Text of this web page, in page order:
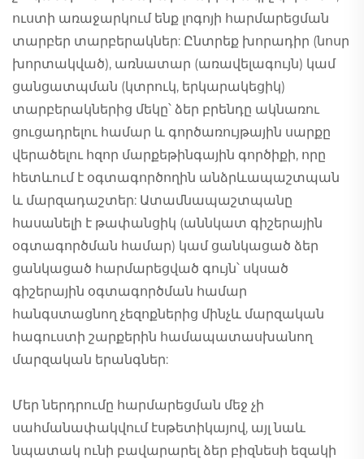
ուստի առաջարկում ենք լոգոյի հարմարեցման
տարբեր տարբերակներ: Ընտրեք խորադիր (նոսր
խորտակված), առնատար (առավելագույն) կամ
ցանցատպման (կտրուկ, երկարակեցիկ)
տարբերակներից մեկը՝ ձեր բրենդը ակնառու
ցուցադրելու համար և գործառույթային սարքը
վերածելու հզոր մարքեթինգային գործիքի, որը
հետևում է օգտագործողին անձրևապաշտպան
և մարզադաշտեր: Ատամնապաշտպանը
հասանելի է թափանցիկ (աննկատ գիշերային
օգտագործման համար) կամ ցանկացած ձեր
ցանկացած հարմարեցված գույն՝ սկսած
գիշերային օգտագործման համար
հանգստացնող չեզոքներից մինչև մարզական
հագուստի շարքերին համապատասխանող
մարզական երանգներ:
Մեր ներդրումը հարմարեցման մեջ չի
սահմանափակվում էսթետիկայով, այլ նաև
նպատակ ունի բավարարել ձեր բիզնեսի եզակի